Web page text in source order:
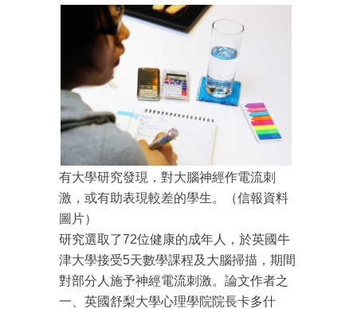
有大學研究發現，對大腦神經作電流刺
激，或有助表現較差的學生。（信報資料
圖片）
研究選取了72位健康的成年人，於英國牛
津大學接受5天數學課程及大腦掃描，期間
對部分人施予神經電流刺激。論文作者之
一、英國舒梨大學心理學院院長卡多什